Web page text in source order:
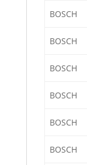
BOSCH
BOSCH
BOSCH
BOSCH
BOSCH
BOSCH